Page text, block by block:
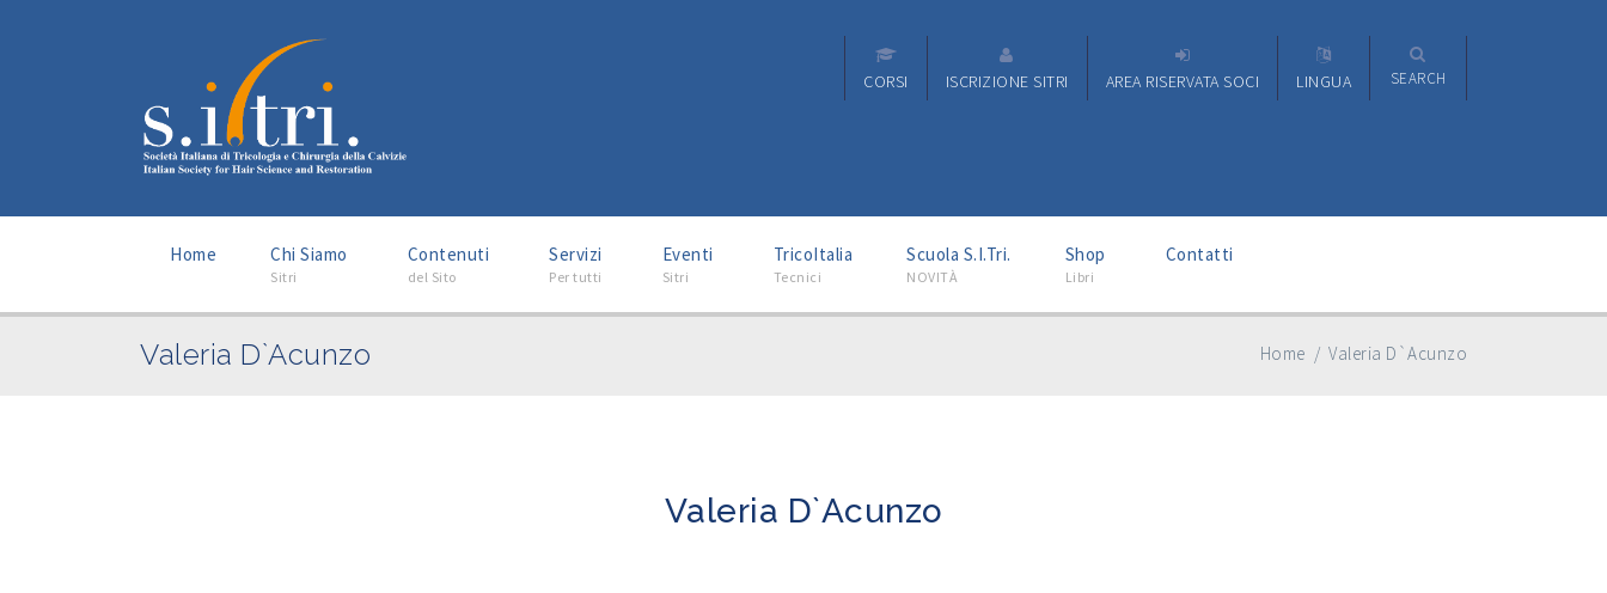
CORSI ISCRIZIONE SITRI AREA RISERVATA SOCI LINGUA SEARCH
Home Chi Siamo
Sitri
Contenuti
del Sito
Servizi
Per tutti
Eventi
Sitri
TricoItalia
Tecnici
Scuola S.I.Tri.
NOVITÀ
Shop
Libri
Contatti
Valeria D`Acunzo Home / Valeria D`Acunzo
Valeria D`Acunzo